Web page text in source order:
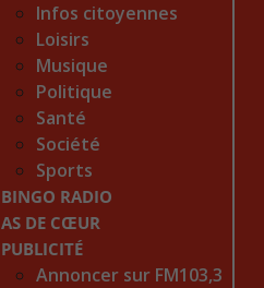
Infos citoyennes
Loisirs
Musique
Politique
Santé
Société
Sports
BINGO RADIO
AS DE CŒUR
PUBLICITÉ
Annoncer sur FM103,3